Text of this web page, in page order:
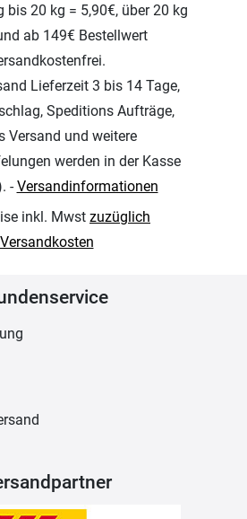
bis 20 kg = 5,90€, über 20 kg
ab 149€ Bestellwert
Lieferzeit 3 bis 14 Tage,
Speditions Aufträge,
Versand und weitere
werden in der Kasse
-Versandinformationen
inkl. Mwst zuzüglich
Versandkosten